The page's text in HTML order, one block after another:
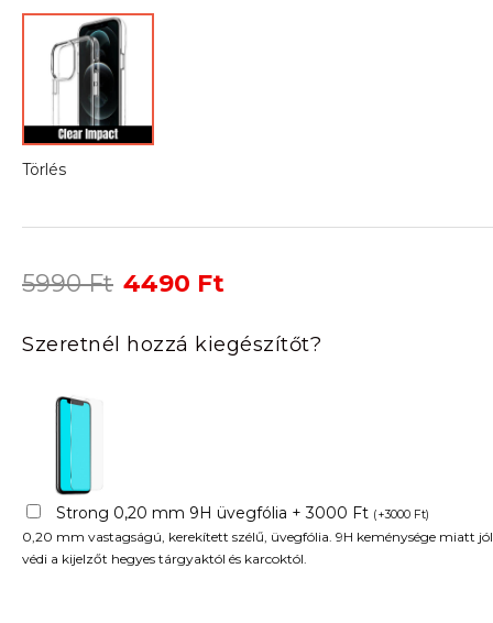
Törlés
5990Ft Original
was:
5990 Ft.
4490 Ft
is:
4490 Ft.
Szeretnél hozzá kiegészítőt?
Strong 0,20 mm 9H üvegfólia + 3000 Ft (+3000 Ft)
0,20 mm vastagságú, kerekített szélű, üvegfólia. 9H keménysége miatt jól
védi a kijelzőt hegyes tárgyaktól és karcoktól.